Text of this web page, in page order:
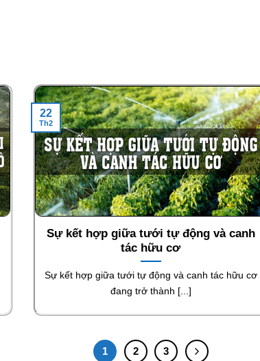
Sự kết hợp giữa tưới tự động và canh
tác hữu cơ
Sự kết hợp giữa tưới tự động và canh tác hữu cơ
đang trở thành [...]
22
Th2
1 2 3